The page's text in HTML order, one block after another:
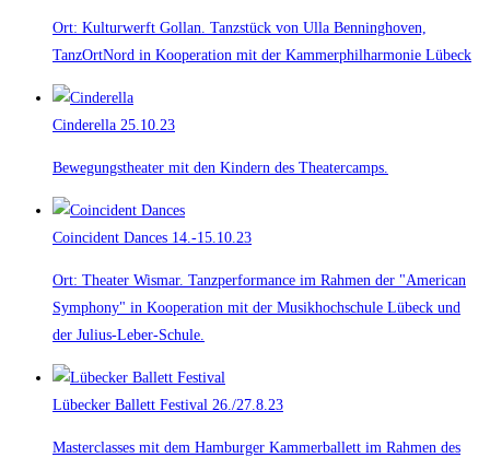
Ort: Kulturwerft Gollan. Tanzstück von Ulla Benninghoven,
TanzOrtNord in Kooperation mit der Kammerphilharmonie Lübeck
Cinderella 25.10.23
Bewegungstheater mit den Kindern des Theatercamps.
Coincident Dances 14.-15.10.23
Ort: Theater Wismar. Tanzperformance im Rahmen der "American
Symphony" in Kooperation mit der Musikhochschule Lübeck und
der Julius-Leber-Schule.
Lübecker Ballett Festival 26./27.8.23
Masterclasses mit dem Hamburger Kammerballett im Rahmen des